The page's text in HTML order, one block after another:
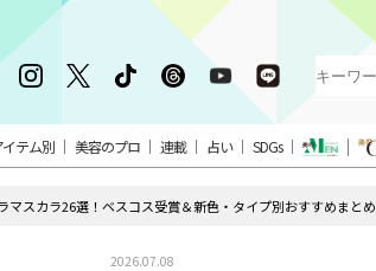
イテム別 美容のプロ 連載 占い SDGs
マスカラ26選！ベスコス受賞＆新色・タイプ別おすすめまとめ
2026.07.08